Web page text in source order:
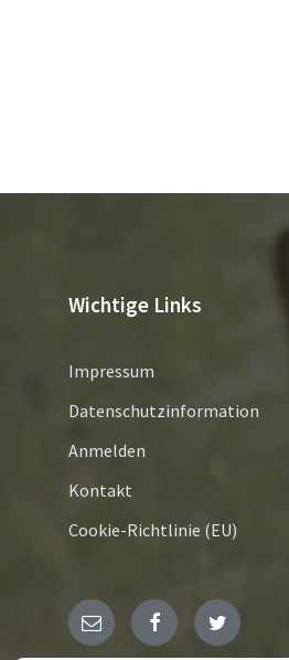
Wichtige Links
Impressum
Datenschutzinformation
Anmelden
Kontakt
Cookie-Richtlinie (EU)
E- FacebookTwitter